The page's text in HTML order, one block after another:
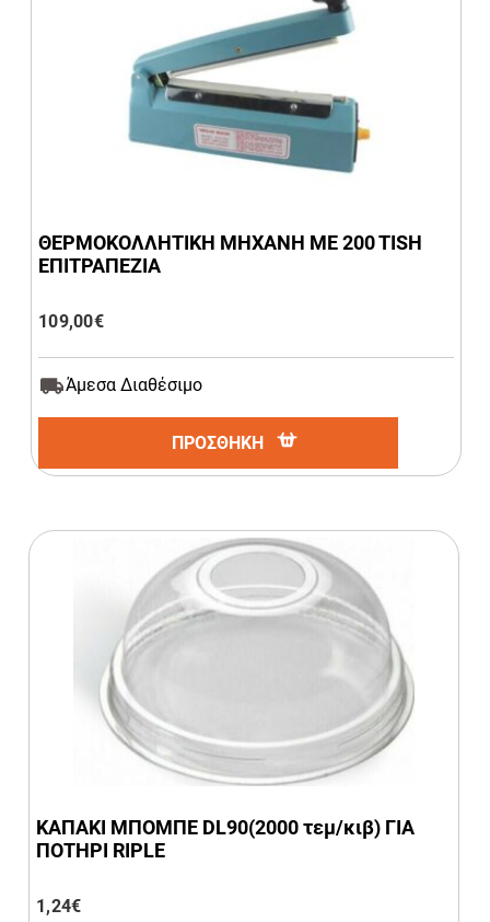
ΘΕΡΜΟΚΟΛΛΗΤΙΚΗ ΜΗΧΑΝΗ ME 200 TISH
ΕΠΙΤΡΑΠΕΖΙΑ
109,00€
Άμεσα Διαθέσιμο
ΠΡΟΣΘΗΚΗ
ΚΑΠΑΚΙ ΜΠΟΜΠΕ DL90(2000 τεμ/κιβ) ΓΙΑ
ΠΟΤΗΡΙ RIPLE
1,24€